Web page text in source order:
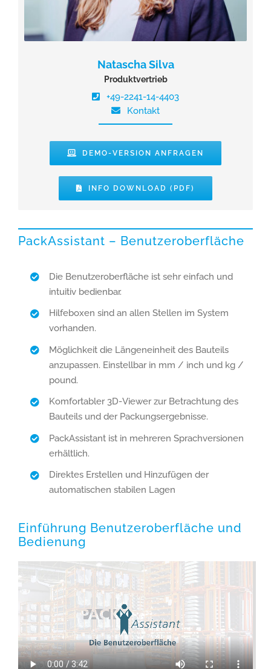
Natascha Silva
Produktvertrieb
+49-2241-14-4403
Kontakt
DEMO-VERSION ANFRAGEN
INFO DOWNLOAD (PDF)
PackAssistant – Benutzeroberfläche
Die Benutzeroberfläche ist sehr einfach und
intuitiv bedienbar.
Hilfeboxen sind an allen Stellen im System
vorhanden.
Möglichkeit die Längeneinheit des Bauteils
anzupassen. Einstellbar in mm / inch und kg /
pound.
Komfortabler 3D-Viewer zur Betrachtung des
Bauteils und der Packungsergebnisse.
PackAssistant ist in mehreren Sprachversionen
erhältlich.
Direktes Erstellen und Hinzufügen der
automatischen stabilen Lagen
Einführung Benutzeroberfläche und
Bedienung